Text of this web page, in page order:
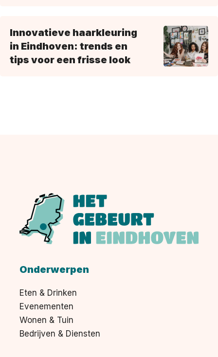
Innovatieve haarkleuring
in Eindhoven: trends en
tips voor een frisse look
Onderwerpen
Eten & Drinken
Evenementen
Wonen & Tuin
Bedrijven & Diensten